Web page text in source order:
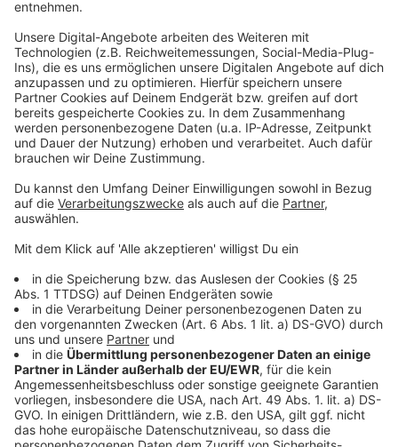
Wir benötigen Ihre
Zustimmung, um den YouTube
Video-Service zu laden!
Wir verwenden einen Service eines
einzubetten. Dieser Service kann
sammeln. Bitte lesen Sie die
Nutzung des Service zu, um dieses
Video anzusehen.
Mehr Informationen
Akzeptieren
powered byUsercentrics Consent
Management Platform
Einer der neuen Songs, der die Charts stürmen kann:
Taylor Swifts "Anti Hero" vom neuen Album Midnights.
Anzeige